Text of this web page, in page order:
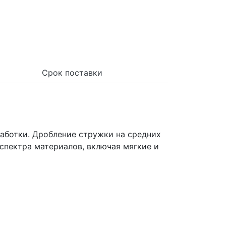
Срок поставки
Дробление стружки на средних
материалов, включая мягкие и